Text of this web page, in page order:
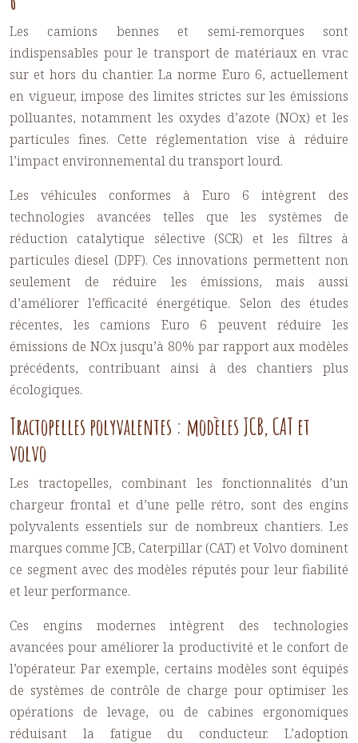
Les camions bennes et semi-remorques sont
indispensables pour le transport de matériaux en vrac
sur et hors du chantier. La norme Euro 6, actuellement
en vigueur, impose des limites strictes sur les émissions
polluantes, notamment les oxydes d’azote (NOx) et les
particules fines. Cette réglementation vise à réduire
l’impact environnemental du transport lourd.
Les véhicules conformes à Euro 6 intègrent des
technologies avancées telles que les systèmes de
réduction catalytique sélective (SCR) et les filtres à
particules diesel (DPF). Ces innovations permettent non
seulement de réduire les émissions, mais aussi
d’améliorer l’efficacité énergétique. Selon des études
récentes, les camions Euro 6 peuvent réduire les
émissions de NOx jusqu’à 80% par rapport aux modèles
précédents, contribuant ainsi à des chantiers plus
écologiques.
Tractopelles polyvalentes : modèles JCB, CAT et
volvo
Les tractopelles, combinant les fonctionnalités d’un
chargeur frontal et d’une pelle rétro, sont des engins
polyvalents essentiels sur de nombreux chantiers. Les
marques comme JCB, Caterpillar (CAT) et Volvo dominent
ce segment avec des modèles réputés pour leur fiabilité
et leur performance.
Ces engins modernes intègrent des technologies
avancées pour améliorer la productivité et le confort de
l’opérateur. Par exemple, certains modèles sont équipés
de systèmes de contrôle de charge pour optimiser les
opérations de levage, ou de cabines ergonomiques
réduisant la fatigue du conducteur. L’adoption